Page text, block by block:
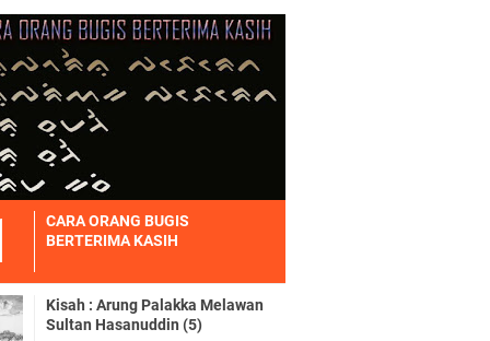
CARA ORANG BUGIS
BERTERIMA KASIH
Kisah : Arung Palakka Melawan
Sultan Hasanuddin (5)